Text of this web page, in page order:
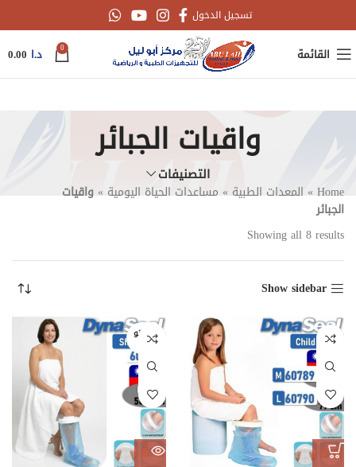
تسجيل الدخول
القائمة 0 د.ا 0.00
واقيات الجبائر
التصنيفات
Home
»المعدات الطبية»مساعدات الحياة اليومية»واقيات
الجبائر
Showing all 8 results
Show sidebar
غير متو
فر